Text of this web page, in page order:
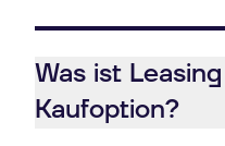
Was ist
Kaufoption?